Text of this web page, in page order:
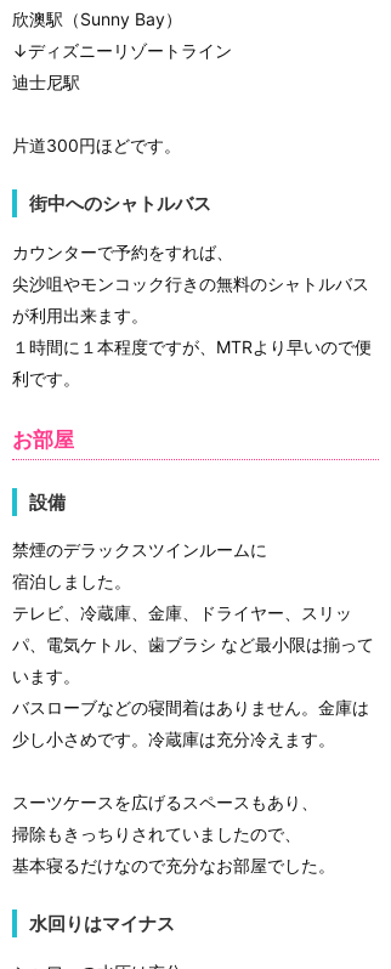
欣澳駅（Sunny Bay）
↓ディズニーリゾートライン
迪士尼駅
片道300円ほどです。
街中へのシャトルバス
カウンターで予約をすれば、
尖沙咀やモンコック行きの無料のシャトルバス
が利用出来ます。
１時間に１本程度ですが、MTRより早いので便
利です。
お部屋
設備
禁煙のデラックスツインルームに
宿泊しました。
テレビ、冷蔵庫、金庫、ドライヤー、スリッ
パ、電気ケトル、歯ブラシ など最小限は揃って
います。
バスローブなどの寝間着はありません。金庫は
少し小さめです。冷蔵庫は充分冷えます。
スーツケースを広げるスペースもあり、
掃除もきっちりされていましたので、
基本寝るだけなので充分なお部屋でした。
水回りはマイナス